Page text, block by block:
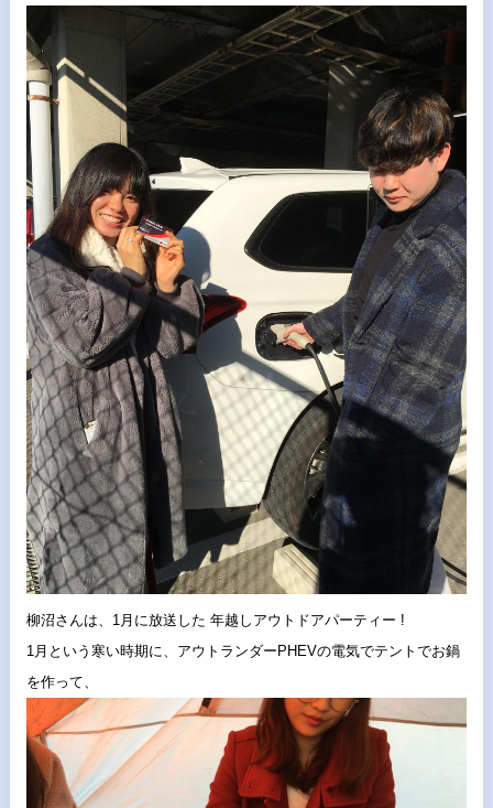
柳沼さんは、1月に放送した 年越しアウトドアパーティー !
1月という寒い時期に、 アウトランダーPHEVの電気でテントでお鍋
を作って、